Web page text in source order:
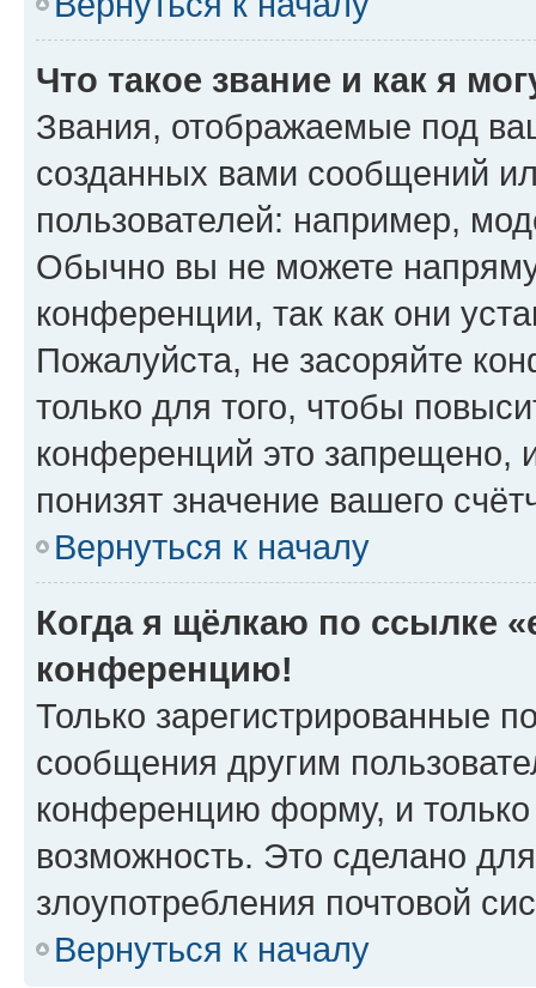
Что такое звание и как я
Звания, отображаемые под
созданных вами сообщений
пользователей: например,
Обычно вы не можете
конференции, так как они
Пожалуйста, не засоряйте
только для того, чтобы
конференций это запрещено,
понизят значение вашего
Вернуться к началу
Когда я щёлкаю по ссылке
конференцию!
Только зарегистрированные
сообщения другим
конференцию форму, и
возможность. Это сделано
злоупотребления почтовой
Вернуться к началу